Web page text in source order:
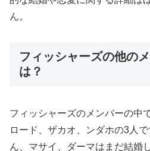
ん。
フィッシャーズの他の
は？
フィッシャーズのメンバーの中
ロード、ザカオ、ンダホの3人
ん、マサイ、ダーマはまだ結婚